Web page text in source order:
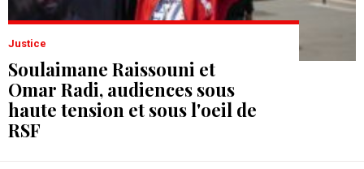
Justice
Soulaimane Raissouni et
Omar Radi, audiences sous
haute tension et sous l'oeil de
RSF